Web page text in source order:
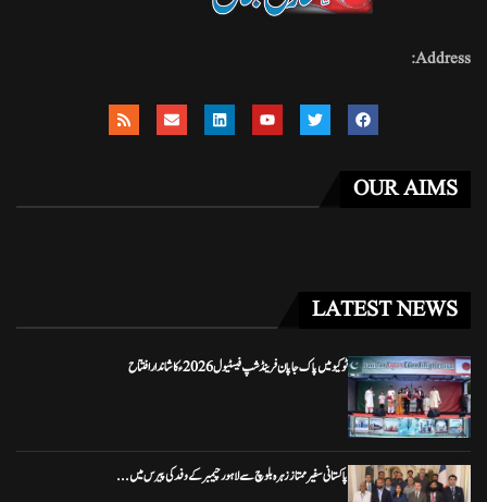
Address:
OUR AIMS
LATEST NEWS
ٹوکیو میں پاک جاپان فرینڈشپ فیسٹیول 2026ء کا شاندار افتتاح
پاکستانی سفیر ممتاز زہرہ بلوچ سے لاہور چیمبر کے وفد کی پیرس میں...